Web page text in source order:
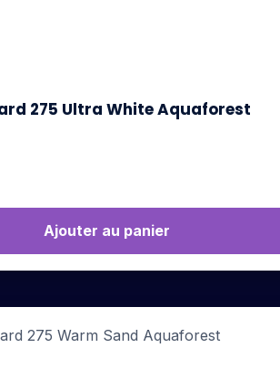
275 Ultra White Aquaforest
Ajouter au panier